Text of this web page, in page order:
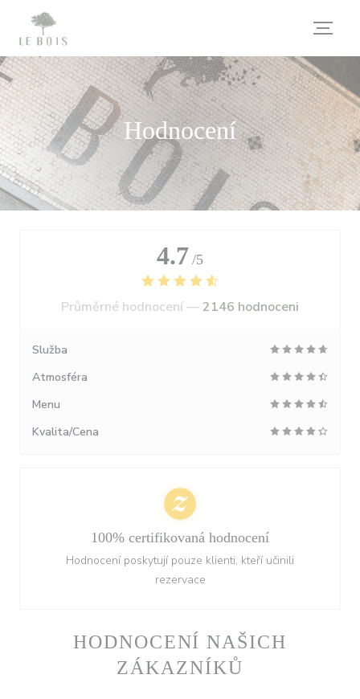
Panel pro správu cookies
Hodnocení
HODNOCENÍ NAŠICH
ZÁKAZNÍKŮ
4.7 /5
Průměrné hodnocení — 2146 hodnoceni
Služba
Atmosféra
Menu
Kvalita/Cena
100% certifikovaná hodnocení
Hodnocení poskytují pouze klienti, kteří učinili
rezervace